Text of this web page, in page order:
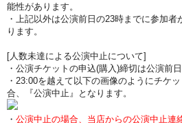
能性があります。
・上記以外は公演前日の23時までに参加
ります。
[人数未達による公演中止について]
・公演チケットの申込(購入)締切は公演前
・23:00を越えて以下の画像のようにチケ
合、『公演中止』となります。
・ 公演中止の場合、当店からの公演中止連